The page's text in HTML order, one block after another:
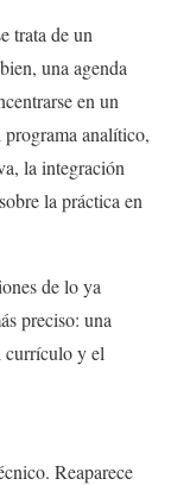
trata de un
una agenda
en un
analítico,
la integración
la práctica en
de lo ya
preciso: una
currículo y el
Reaparece